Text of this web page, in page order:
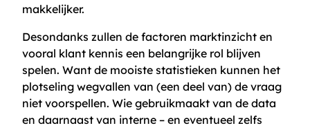
makkelijker.
Desondanks zullen de factoren marktinzicht en
vooral klant kennis een belangrijke rol blijven
spelen. Want de mooiste statistieken kunnen het
plotseling wegvallen van (een deel van) de vraag
niet voorspellen. Wie gebruikmaakt van de data
en daarnaast van interne – en eventueel zelfs